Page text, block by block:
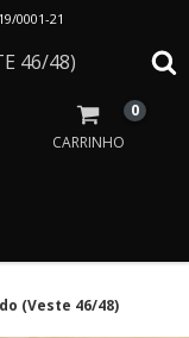
0001-21
46/48)
CARRINHO
0
(Veste 46/48)